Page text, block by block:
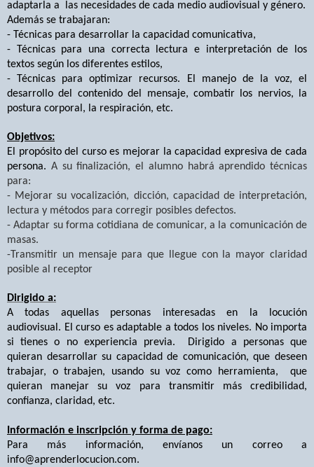
adaptarla a
las necesidades de cada medio audiovisual y género.
Además se trabajaran:
- Técnicas para desarrollar la capacidad comunicativa,
- Técnicas para una correcta lectura e interpretación de los
textos según los diferentes estilos,
- Técnicas para optimizar recursos. El manejo de la voz, el
desarrollo del contenido del mensaje, combatir los nervios, la
postura corporal, la respiración, etc.
Objetivos:
El propósito del curso es mejorar la capacidad expresiva de cada
persona. A su finalización, el alumno habrá aprendido técnicas
para:
- Mejorar su vocalización, dicción, capacidad de interpretación,
lectura y métodos para corregir posibles defectos.
-Adaptar su forma cotidiana de comunicar, a la comunicación de
masas.
- Transmitir un mensaje para que llegue con la mayor claridad
posible al receptor
Dirigido a:
A todas aquellas personas interesadas en la locución
audiovisual. El curso es adaptable a todos los niveles. No importa
si tienes o no experiencia previa.
Dirigido a personas que
quieran desarrollar su capacidad de comunicación, que deseen
trabajar, o trabajen, usando su voz como herramienta,
que
quieran manejar su voz para transmitir más credibilidad,
confianza, claridad, etc.
Información e inscripción y forma de pago:
Para más información, envíanos un correo a
info@aprenderlocucion.com.